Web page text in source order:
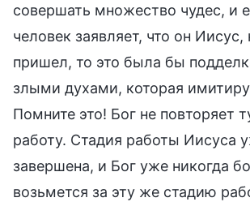
совершать множество чудес, и
человек заявляет, что он
пришел, то это была бы
злыми духами, которая
Помните это! Бог не повторяет
работу. Стадия работы Иисуса
завершена, и Бог уже никогда
возьмется за эту же стадию